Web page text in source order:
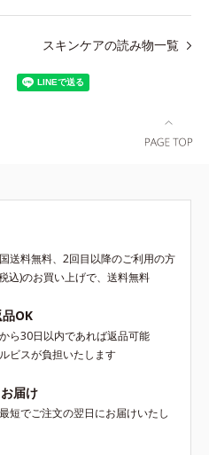
スキンケアの読み物一覧
送料無料、2回目以降のご利用の方
込)のお買い上げで、送料無料
OK
ら30日以内であれば返品可能
ビスが負担いたします
届け
短でご注文の翌日にお届けいたし